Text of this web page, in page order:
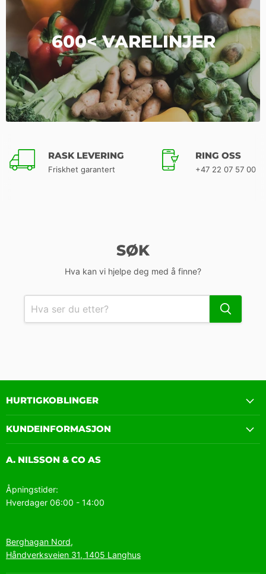
600< VARELINJER
RASK LEVERING
Friskhet garantert
RING OSS
+47 22 07 57 00
SØK
Hva kan vi hjelpe deg med å finne?
HURTIGKOBLINGER
KUNDEINFORMASJON
A. NILSSON & CO AS
Åpningstider:
Hverdager 06:00 - 14:00
Berghagan Nord,
Håndverksveien 31, 1405 Langhus